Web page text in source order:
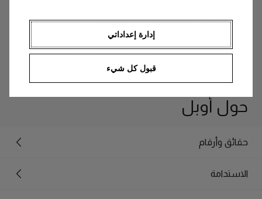
المواقع
اقرأ المزيد
حول أوبل
حقائق وأرقام
الاستدامة
إدارة إعداداتي
قبول كل شيء